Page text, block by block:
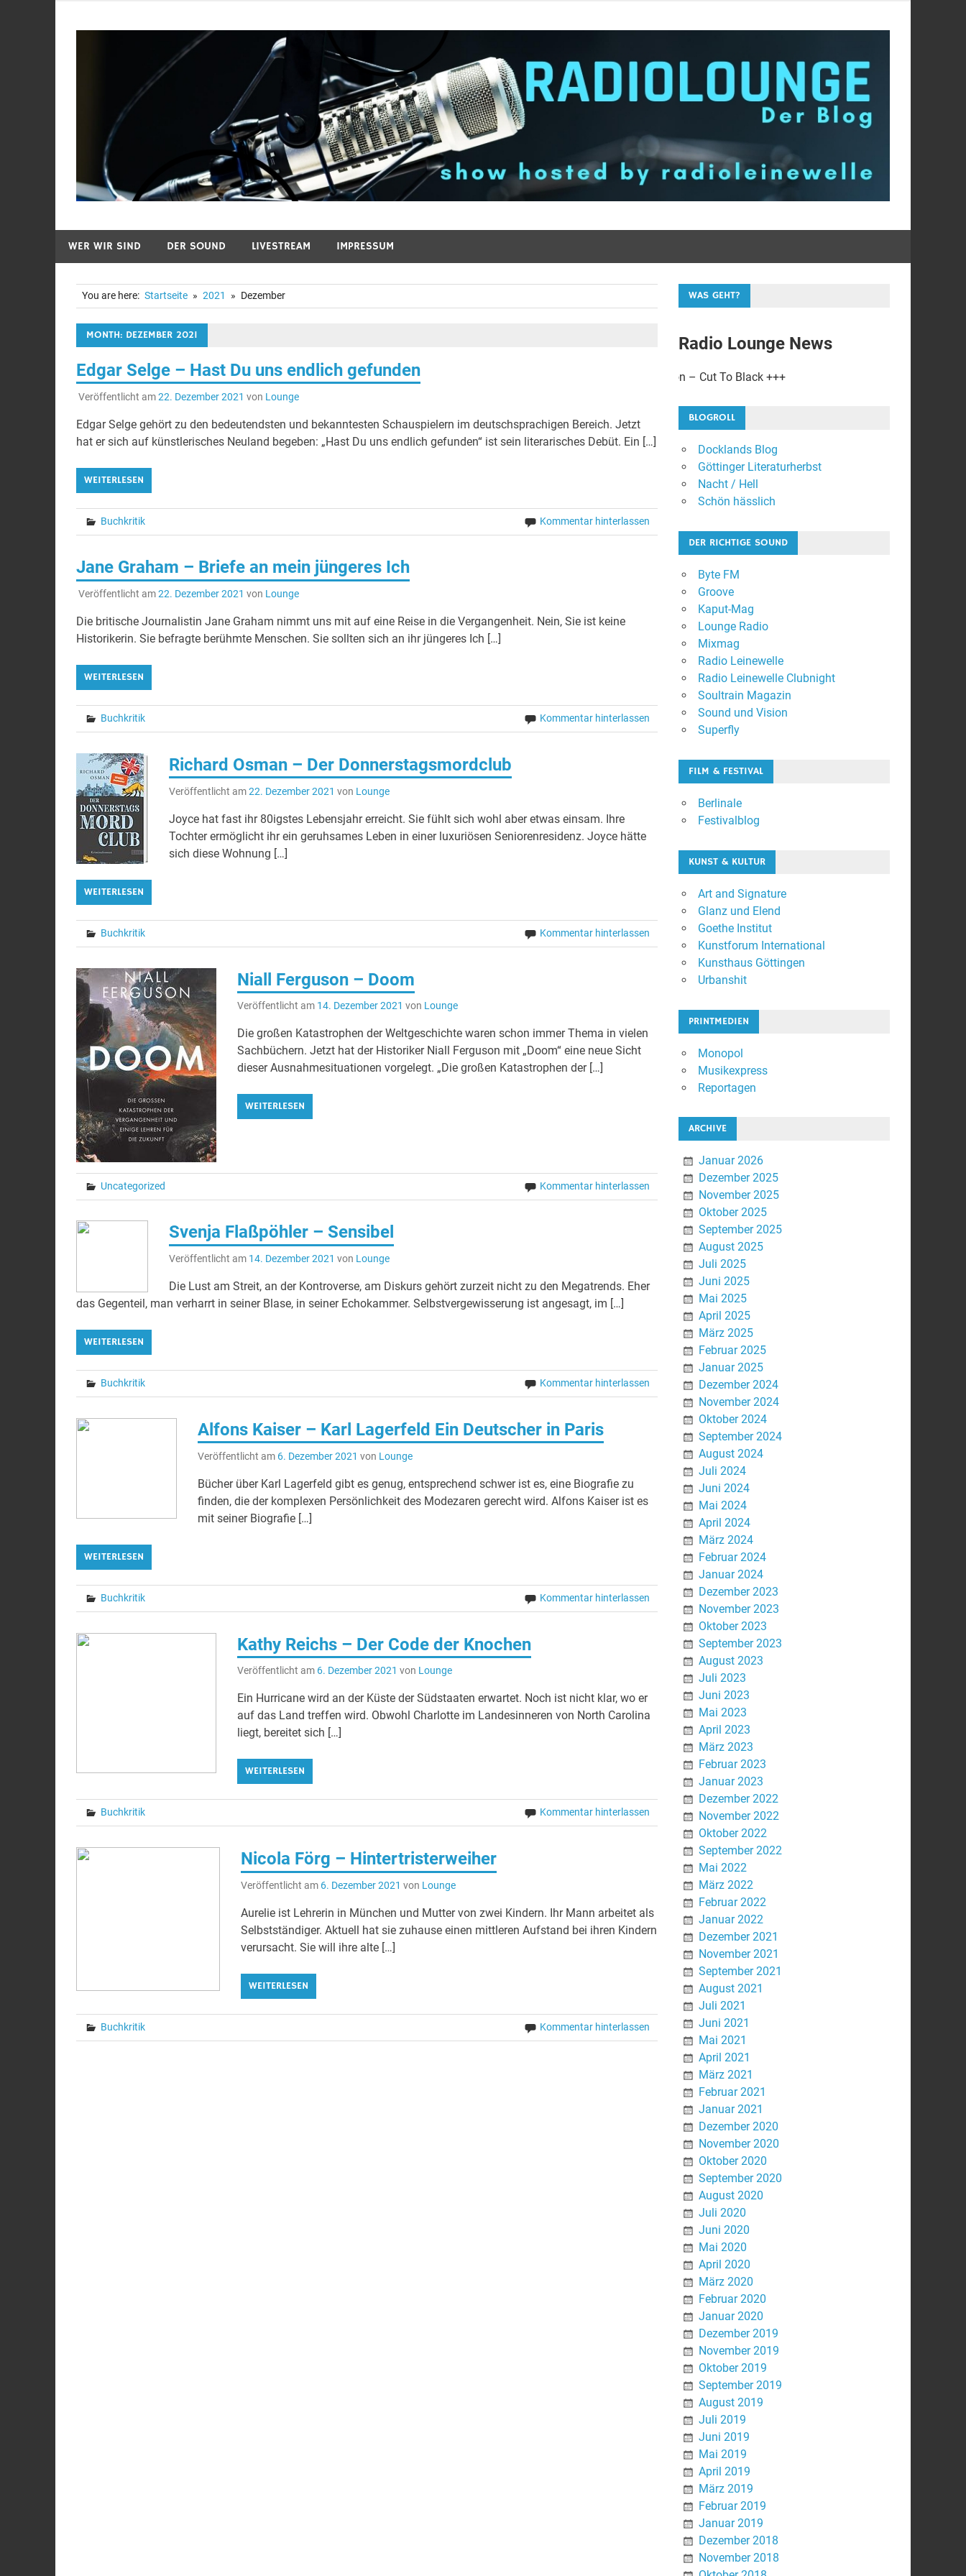
WER WIR SIND DER SOUND LIVESTREAM IMPRESSUM
You are here: Startseite 2021 Dezember
MONTH: DEZEMBER 2021
Edgar Selge – Hast Du uns endlich gefunden
Veröffentlicht am22. Dezember 2021 von Lounge
Edgar Selge gehört zu den bedeutendsten und bekanntesten Schauspielern im deutschsprachigen Bereich. Jetzt
hat er sich auf künstlerisches Neuland begeben: „Hast Du uns endlich gefunden“ ist sein literarisches Debüt. Ein […]
WEITERLESEN
Buchkritik Kommentar hinterlassen
Jane Graham – Briefe an mein jüngeres Ich
Veröffentlicht am22. Dezember 2021 von Lounge
Die britische Journalistin Jane Graham nimmt uns mit auf eine Reise in die Vergangenheit. Nein, Sie ist keine
Historikerin. Sie befragte berühmte Menschen. Sie sollten sich an ihr jüngeres Ich […]
WEITERLESEN
Buchkritik Kommentar hinterlassen
Richard Osman – Der Donnerstagsmordclub
Veröffentlicht am22. Dezember 2021 von Lounge
Joyce hat fast ihr 80igstes Lebensjahr erreicht. Sie fühlt sich wohl aber etwas einsam. Ihre
Tochter ermöglicht ihr ein geruhsames Leben in einer luxuriösen Seniorenresidenz. Joyce hätte
sich diese Wohnung […]
WEITERLESEN
Buchkritik Kommentar hinterlassen
Niall Ferguson – Doom
Veröffentlicht am 14. Dezember 2021 von Lounge
Die großen Katastrophen der Weltgeschichte waren schon immer Thema in vielen
Sachbüchern. Jetzt hat der Historiker Niall Ferguson mit „Doom“ eine neue Sicht
dieser Ausnahmesituationen vorgelegt. „Die großen Katastrophen der […]
WEITERLESEN
Uncategorized Kommentar hinterlassen
Svenja Flaßpöhler – Sensibel
Veröffentlicht am 14. Dezember 2021 von Lounge
Die Lust am Streit, an der Kontroverse, am Diskurs gehört zurzeit nicht zu den Megatrends. Eher
das Gegenteil, man verharrt in seiner Blase, in seiner Echokammer. Selbstvergewisserung ist angesagt, im […]
WEITERLESEN
Buchkritik Kommentar hinterlassen
Alfons Kaiser – Karl Lagerfeld Ein Deutscher in Paris
Veröffentlicht am 6. Dezember 2021 von Lounge
Bücher über Karl Lagerfeld gibt es genug, entsprechend schwer ist es, eine Biografie zu
finden, die der komplexen Persönlichkeit des Modezaren gerecht wird. Alfons Kaiser ist es
mit seiner Biografie […]
WEITERLESEN
Buchkritik Kommentar hinterlassen
Kathy Reichs – Der Code der Knochen
Veröffentlicht am 6. Dezember 2021 von Lounge
Ein Hurricane wird an der Küste der Südstaaten erwartet. Noch ist nicht klar, wo er
auf das Land treffen wird. Obwohl Charlotte im Landesinneren von North Carolina
liegt, bereitet sich […]
WEITERLESEN
Buchkritik Kommentar hinterlassen
Nicola Förg – Hintertristerweiher
Veröffentlicht am 6. Dezember 2021 von Lounge
Aurelie ist Lehrerin in München und Mutter von zwei Kindern. Ihr Mann arbeitet als
Selbstständiger. Aktuell hat sie zuhause einen mittleren Aufstand bei ihren Kindern
verursacht. Sie will ihre alte […]
WEITERLESEN
Buchkritik Kommentar hinterlassen
WAS GEHT?
Radio Lounge News
+++ Album der Woche: Barry Adamson – Cut To Black +++
BLOGROLL
Docklands Blog
Göttinger Literaturherbst
Nacht / Hell
Schön hässlich
DER RICHTIGE SOUND
Byte FM
Groove
Kaput-Mag
Lounge Radio
Mixmag
Radio Leinewelle
Radio Leinewelle Clubnight
Soultrain Magazin
Sound und Vision
Superfly
FILM & FESTIVAL
Berlinale
Festivalblog
KUNST & KULTUR
Art and Signature
Glanz und Elend
Goethe Institut
Kunstforum International
Kunsthaus Göttingen
Urbanshit
PRINTMEDIEN
Monopol
Musikexpress
Reportagen
ARCHIVE
Januar 2026
Dezember 2025
November 2025
Oktober 2025
September 2025
August 2025
Juli 2025
Juni 2025
Mai 2025
April 2025
März 2025
Februar 2025
Januar 2025
Dezember 2024
November 2024
Oktober 2024
September 2024
August 2024
Juli 2024
Juni 2024
Mai 2024
April 2024
März 2024
Februar 2024
Januar 2024
Dezember 2023
November 2023
Oktober 2023
September 2023
August 2023
Juli 2023
Juni 2023
Mai 2023
April 2023
März 2023
Februar 2023
Januar 2023
Dezember 2022
November 2022
Oktober 2022
September 2022
Mai 2022
März 2022
Februar 2022
Januar 2022
Dezember 2021
November 2021
September 2021
August 2021
Juli 2021
Juni 2021
Mai 2021
April 2021
März 2021
Februar 2021
Januar 2021
Dezember 2020
November 2020
Oktober 2020
September 2020
August 2020
Juli 2020
Juni 2020
Mai 2020
April 2020
März 2020
Februar 2020
Januar 2020
Dezember 2019
November 2019
Oktober 2019
September 2019
August 2019
Juli 2019
Juni 2019
Mai 2019
April 2019
März 2019
Februar 2019
Januar 2019
Dezember 2018
November 2018